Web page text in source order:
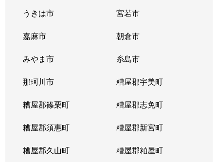
うきは市 宮若市
嘉麻市 朝倉市
みやま市 糸島市
那珂川市 糟屋郡宇美町
糟屋郡篠栗町 糟屋郡志免町
糟屋郡須惠町 糟屋郡新宮町
糟屋郡久山町 糟屋郡粕屋町